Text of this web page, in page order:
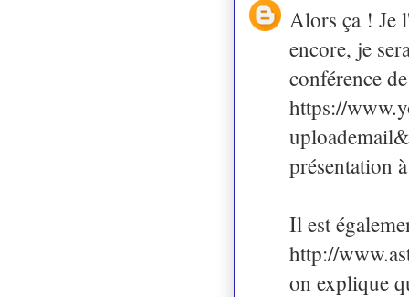
Alors ça ! Je
encore, je
conférence
https://
présentation
Il est
http://
on explique